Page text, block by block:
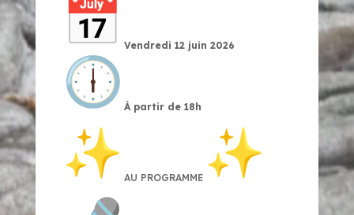
Vendredi 12 juin 2026
À partir de 18h
AU PROGRAMME